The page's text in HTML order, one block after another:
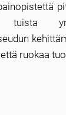
tuista
ruokaa